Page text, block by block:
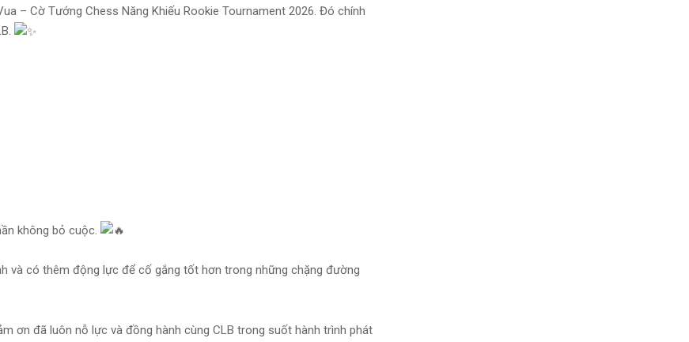
– Cờ Tướng Chess Năng Khiếu Rookie Tournament 2026. Đó chính
không bỏ cuộc.
và có thêm động lực để cố gắng tốt hơn trong những chặng đường
ơn đã luôn nỗ lực và đồng hành cùng CLB trong suốt hành trình phát